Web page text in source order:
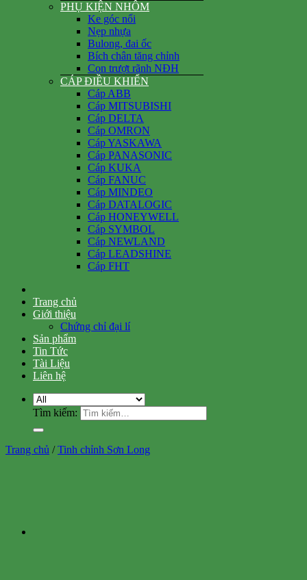
PHỤ KIỆN NHÔM
Ke góc nổi
Nẹp nhựa
Bulong, đai ốc
Bích chân tăng chỉnh
Con trượt rãnh NĐH
CÁP ĐIỀU KHIỂN
Cáp ABB
Cáp MITSUBISHI
Cáp DELTA
Cáp OMRON
Cáp YASKAWA
Cáp PANASONIC
Cáp KUKA
Cáp FANUC
Cáp MINDEO
Cáp DATALOGIC
Cáp HONEYWELL
Cáp SYMBOL
Cáp NEWLAND
Cáp LEADSHINE
Cáp FHT
Trang chủ
Giới thiệu
Chứng chỉ đại lí
Sản phẩm
Tin Tức
Tài Liệu
Liên hệ
Tìm kiếm:
Trang chủ / Tinh chỉnh Sơn Long